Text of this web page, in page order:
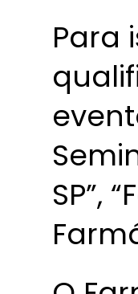
Para
SP”,